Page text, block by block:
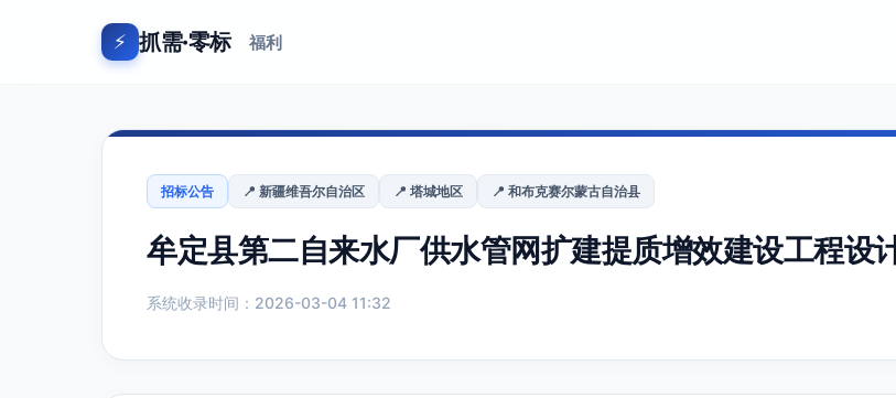
⚡ 抓需·零标 福利
招标公告 📍 新疆维吾尔自治区 📍 塔城地区 📍 和布克赛尔蒙古自治县
牟定县第二自来水厂供水管网扩建提质增效建设工程设
系统收录时间：2026-03-04 11:32